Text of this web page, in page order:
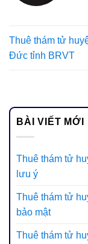
Thuê thám tử
Đức tỉnh BRVT
BÀI VIẾT MỚI
Thuê thám tử
lưu ý
Thuê thám tử
bảo mật
Thuê thám tử